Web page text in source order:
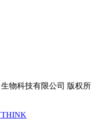
物科技有限公司 版权所